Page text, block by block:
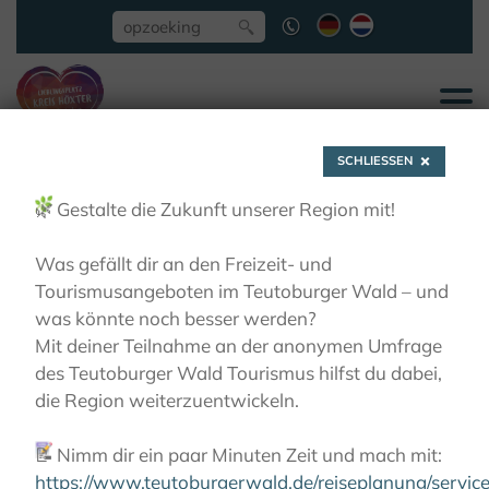
Kloosters en hun
tuinen
ACTIEF FIETSEN
KLOSTER-GARTEN-ROUTE
KLOOSTERS EN HUN TUINEN
SCHLIESSEN
🌿 Gestalte die Zukunft unserer Region mit!
Was gefällt dir an den Freizeit- und
Tourismusangeboten im Teutoburger Wald – und
was könnte noch besser werden?
Mit deiner Teilnahme an der anonymen Umfrage
des Teutoburger Wald Tourismus hilfst du dabei,
die Region weiterzuentwickeln.
📝 Nimm dir ein paar Minuten Zeit und mach mit:
https://www.teutoburgerwald.de/reiseplanung/